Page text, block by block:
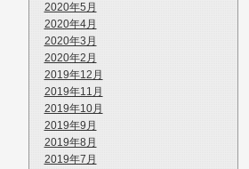
2020年5月
2020年4月
2020年3月
2020年2月
2019年12月
2019年11月
2019年10月
2019年9月
2019年8月
2019年7月